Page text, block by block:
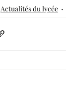
Actualités du lycée